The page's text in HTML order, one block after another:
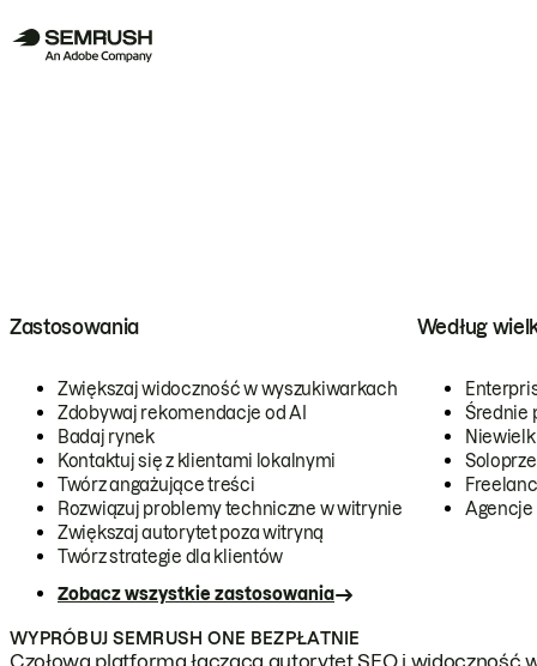
Zastosowania
Zwiększaj widoczność w wyszukiwarkach
Zdobywaj rekomendacje od AI
Badaj rynek
Kontaktuj się z klientami lokalnymi
Twórz angażujące treści
Rozwiązuj problemy techniczne w witrynie
Zwiększaj autorytet poza witryną
Twórz strategie dla klientów
Zobacz wszystkie zastosowania
Według
Średnie
Agencje
WYPRÓBUJ SEMRUSH ONE BEZPŁATNIE
Czołowa platforma łącząca autorytet SEO i widoczność